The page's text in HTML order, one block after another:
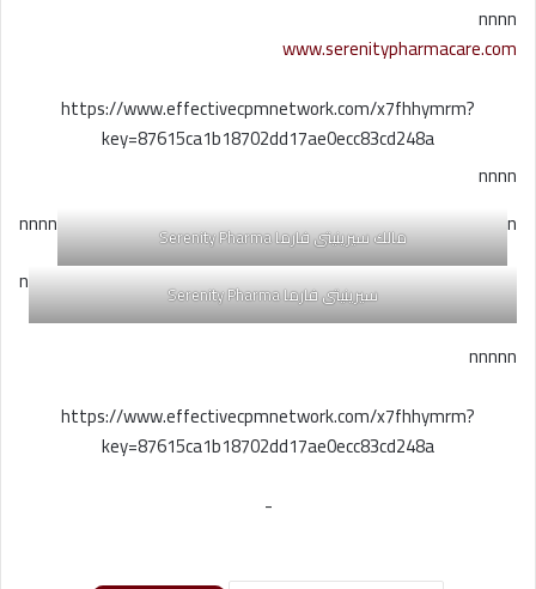
nnnn
www.serenitypharmacare.com
https://www.effectivecpmnetwork.com/x7fhhymrm?
key=87615ca1b18702dd17ae0ecc83cd248a
nnnn
n
مالك سيرينيتى فارما Serenity Pharma nnnn
سيرينيتى فارما Serenity Pharma n
nnnnn
https://www.effectivecpmnetwork.com/x7fhhymrm?
key=87615ca1b18702dd17ae0ecc83cd248a
-